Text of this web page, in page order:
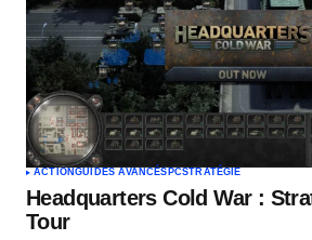
ACTIONGUIDES AVANCÉS PCSTRATÉGIE
Headquarters Cold War :
Tour